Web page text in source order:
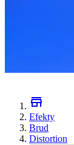
Efekty
Brud
Distortion